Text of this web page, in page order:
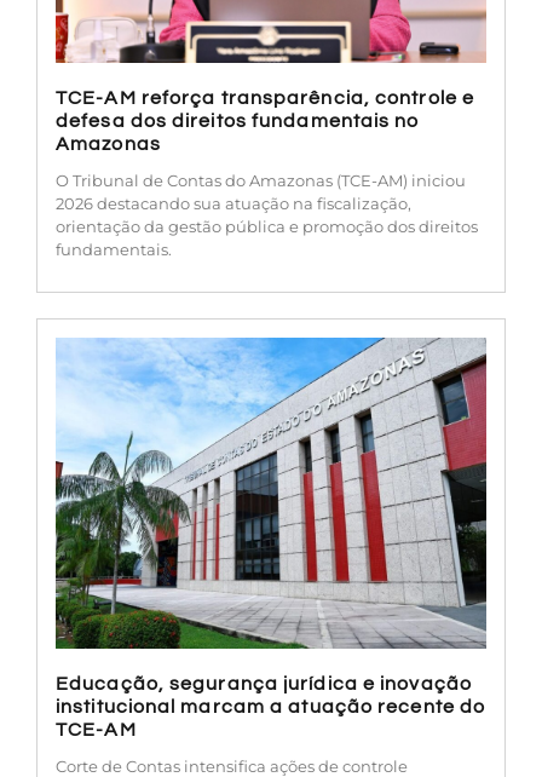
TCE-AM reforça transparência, controle e
defesa dos direitos fundamentais no
Amazonas
O Tribunal de Contas do Amazonas (TCE-AM) iniciou
2026 destacando sua atuação na fiscalização,
orientação da gestão pública e promoção dos direitos
fundamentais.
Educação, segurança jurídica e inovação
institucional marcam a atuação recente do
TCE-AM
Corte de Contas intensifica ações de controle